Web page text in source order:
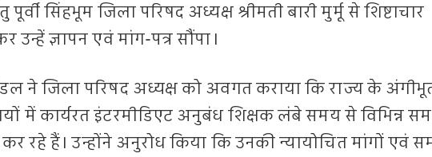
सिंहभूम जिला परिषद अध्यक्ष श्रीमती बारी मुर्मू से शिष्टाचार
उन्हें ज्ञापन एवं मांग-पत्र सौंपा।
ने जिला परिषद अध्यक्ष को अवगत कराया कि राज्य के
में कार्यरत इंटरमीडिएट अनुबंध शिक्षक लंबे समय से विभिन्न
रहे हैं। उन्होंने अनुरोध किया कि उनकी न्यायोचित मांगों एवं